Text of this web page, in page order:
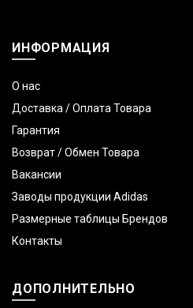
ИНФОРМАЦИЯ
О нас
Доставка / Оплата Товара
Гарантия
Возврат / Обмен Товара
Вакансии
Заводы продукции Adidas
Размерные таблицы Брендов
Контакты
ДОПОЛНИТЕЛЬНО